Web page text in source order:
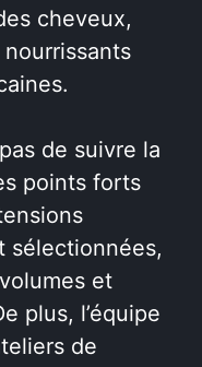
cheveux,
de suivre la
points forts
sélectionnées,
et
plus, l’équipe
de